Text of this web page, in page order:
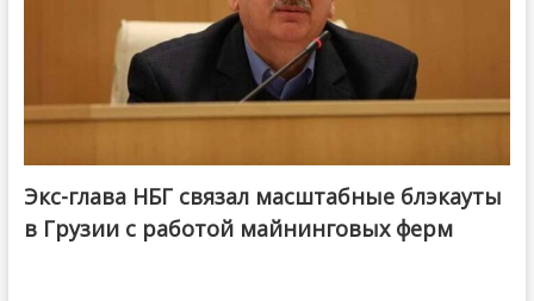
Экс-глава НБГ связал масштабные блэкауты
в Грузии с работой майнинговых ферм